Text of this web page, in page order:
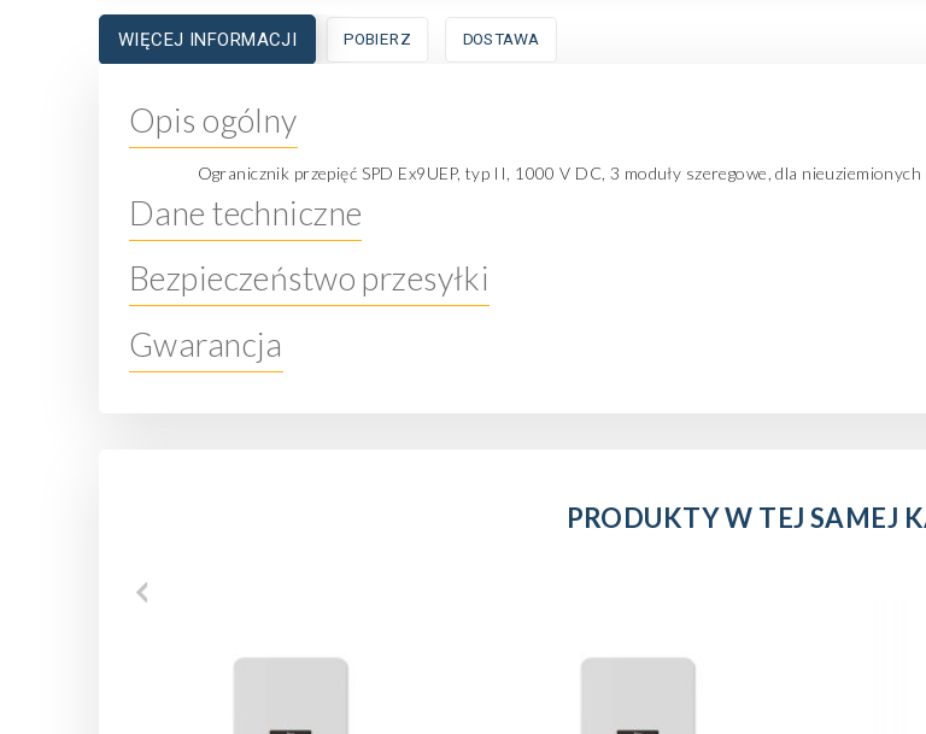
WIĘCEJ INFORMACJI POBIERZ DOSTAWA
Opis ogólny
Ogranicznik przepięć SPD Ex9UEP, typ II, 1000 V DC, 3 moduły szeregowe, dla
Dane techniczne
Bezpieczeństwo przesyłki
Gwarancja
PRODUKTY W TEJ SAMEJ